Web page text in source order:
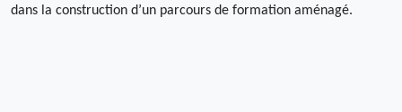
dans la construction d’un parcours de formation aménagé.